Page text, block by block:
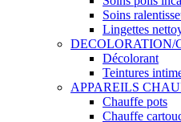
Soins
Lingettes
DECOLORATION/
Décolorant
Teintures
APPAREILS
Chauffe pots
Chauffe